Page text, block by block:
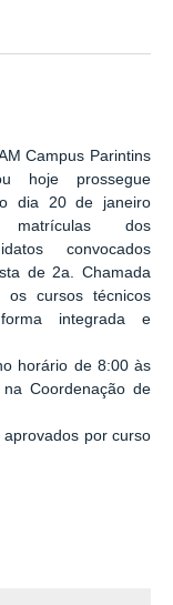
Campus Parintins
hoje prossegue
dia 20 de janeiro
dos
convocados
de 2a. Chamada
os cursos técnicos
integrada e
horário de 8:00 às
Coordenação de
por curso